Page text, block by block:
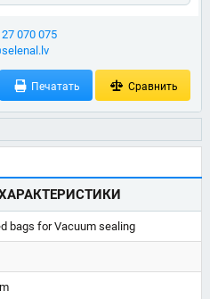
070 075
Печатать Сравнить
bags for Vacuum sealing